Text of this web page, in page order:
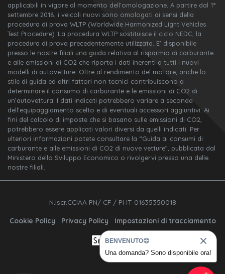
applicabili in vigore al momento dell'omologazione. A partire dal 1°
settembre 2018, i veicoli nuovi sono omologati ai sensi della
procedura di prova WLTP (Worldwide Harmonized Light Vehicles
Test Procedure). La procedura WLTP sostituisce il ciclo NEDC, la
procedura di prova precedentemente utilizzata. E’ disponibile
presso le nostre filiali una guida relativa al risparmio di carburante
e alle emissioni di CO2 che riporta i dati inerenti a tutti i nuovi
modelli di autovetture. Oltre al rendimento del motore, anche lo
stile di guida ed altri fattori non tecnici contribuiscono a
determinare il consumo di carburante e le emissioni di CO2 di
un’autovettura. I dati indicati potrebbero variare a seconda
dell’equipaggiamento scelto e di eventuali accessori aggiuntivi. Ai
fini del calcolo di imposte che si basano sulle emissioni di CO2,
potrebbero essere applicati valori diversi da quelli indicati. Per
ulteriori informazioni potete consultare la “Guida ai consumi di
carburante e alle emissioni di CO2 di nuove vetture”, pubblicata dal
Ministero dello Sviluppo Economico o rivolgervi presso una delle
nostre filiali.
N.Iscr.CCIAA PN/ CF / PI IT 01635350018
Cookie Policy Privacy Policy Impostazioni di tracciamento
BENVENUTO😊
Una domanda? Sono disponibile ora!